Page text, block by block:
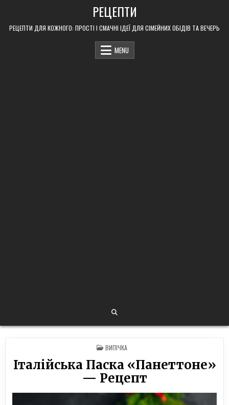
content
РЕЦЕПТИ
РЕЦЕПТИ ДЛЯ КОЖНОГО: ПРОСТІ І СМАЧНІ ІДЕЇ ДЛЯ СІМЕЙНИХ ОБІДІВ ТА ВЕЧЕРЬ
MENU
POSTED
IN
ВИПІЧКА
Італійська Паска «Панеттоне»
— Рецепт